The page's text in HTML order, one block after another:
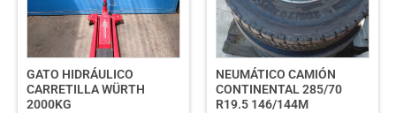
GATO HIDRÁULICO
CARRETILLA WÜRTH
2000KG
NEUMÁTICO CAMIÓN
CONTINENTAL 285/70
R19.5 146/144M